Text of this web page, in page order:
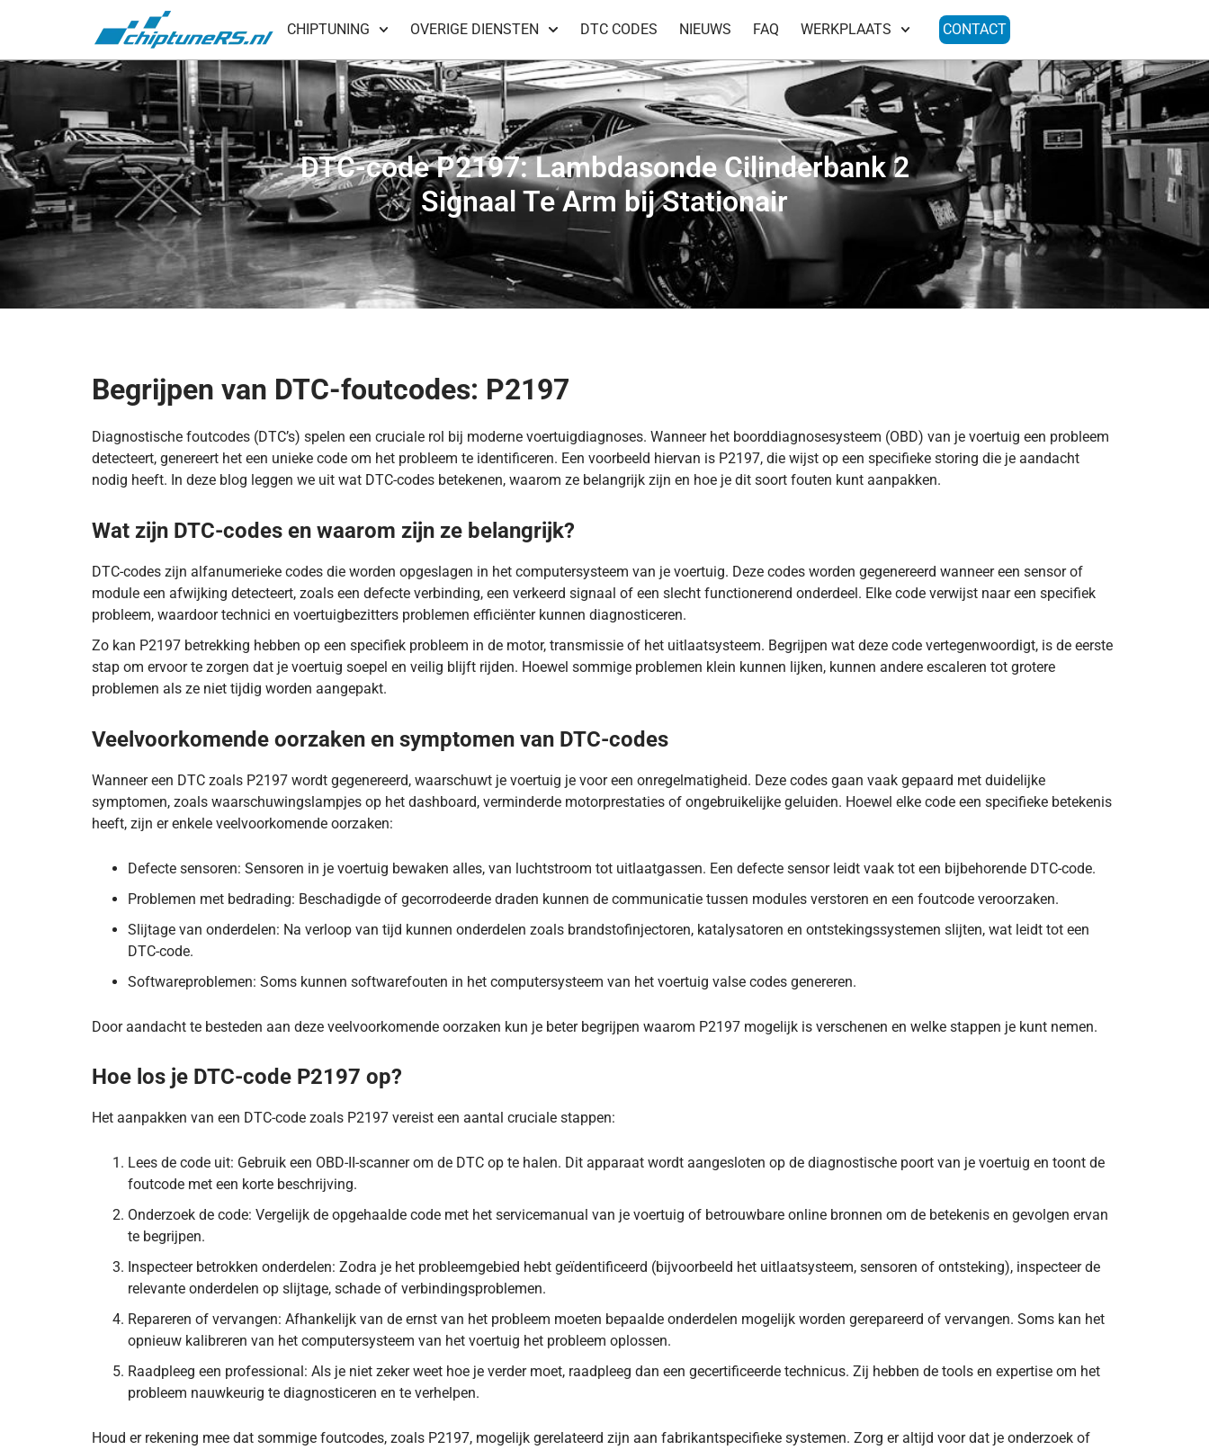
CHIPTUNING OVERIGE DIENSTEN DTC CODES NIEUWS FAQ WERKPLAATS CONTACT
DTC-code P2197: Lambdasonde Cilinderbank 2
Signaal Te Arm bij Stationair
Begrijpen van DTC-foutcodes: P2197
Diagnostische foutcodes (DTC’s) spelen een cruciale rol bij moderne voertuigdiagnoses. Wanneer het boorddiagnosesysteem (OBD) van je voertuig een probleem
detecteert, genereert het een unieke code om het probleem te identificeren. Een voorbeeld hiervan is P2197, die wijst op een specifieke storing die je aandacht
nodig heeft. In deze blog leggen we uit wat DTC-codes betekenen, waarom ze belangrijk zijn en hoe je dit soort fouten kunt aanpakken.
Wat zijn DTC-codes en waarom zijn ze belangrijk?
DTC-codes zijn alfanumerieke codes die worden opgeslagen in het computersysteem van je voertuig. Deze codes worden gegenereerd wanneer een sensor of
module een afwijking detecteert, zoals een defecte verbinding, een verkeerd signaal of een slecht functionerend onderdeel. Elke code verwijst naar een specifiek
probleem, waardoor technici en voertuigbezitters problemen efficiënter kunnen diagnosticeren.
Zo kan P2197 betrekking hebben op een specifiek probleem in de motor, transmissie of het uitlaatsysteem. Begrijpen wat deze code vertegenwoordigt, is de eerste
stap om ervoor te zorgen dat je voertuig soepel en veilig blijft rijden. Hoewel sommige problemen klein kunnen lijken, kunnen andere escaleren tot grotere
problemen als ze niet tijdig worden aangepakt.
Veelvoorkomende oorzaken en symptomen van DTC-codes
Wanneer een DTC zoals P2197 wordt gegenereerd, waarschuwt je voertuig je voor een onregelmatigheid. Deze codes gaan vaak gepaard met duidelijke
symptomen, zoals waarschuwingslampjes op het dashboard, verminderde motorprestaties of ongebruikelijke geluiden. Hoewel elke code een specifieke betekenis
heeft, zijn er enkele veelvoorkomende oorzaken:
Defecte sensoren: Sensoren in je voertuig bewaken alles, van luchtstroom tot uitlaatgassen. Een defecte sensor leidt vaak tot een bijbehorende DTC-code.
Problemen met bedrading: Beschadigde of gecorrodeerde draden kunnen de communicatie tussen modules verstoren en een foutcode veroorzaken.
Slijtage van onderdelen: Na verloop van tijd kunnen onderdelen zoals brandstofinjectoren, katalysatoren en ontstekingssystemen slijten, wat leidt tot een
DTC-code.
Softwareproblemen: Soms kunnen softwarefouten in het computersysteem van het voertuig valse codes genereren.
Door aandacht te besteden aan deze veelvoorkomende oorzaken kun je beter begrijpen waarom P2197 mogelijk is verschenen en welke stappen je kunt nemen.
Hoe los je DTC-code P2197 op?
Het aanpakken van een DTC-code zoals P2197 vereist een aantal cruciale stappen:
Lees de code uit: Gebruik een OBD-II-scanner om de DTC op te halen. Dit apparaat wordt aangesloten op de diagnostische poort van je voertuig en toont de
foutcode met een korte beschrijving.
Onderzoek de code: Vergelijk de opgehaalde code met het servicemanual van je voertuig of betrouwbare online bronnen om de betekenis en gevolgen ervan
te begrijpen.
Inspecteer betrokken onderdelen: Zodra je het probleemgebied hebt geïdentificeerd (bijvoorbeeld het uitlaatsysteem, sensoren of ontsteking), inspecteer de
relevante onderdelen op slijtage, schade of verbindingsproblemen.
Repareren of vervangen: Afhankelijk van de ernst van het probleem moeten bepaalde onderdelen mogelijk worden gerepareerd of vervangen. Soms kan het
opnieuw kalibreren van het computersysteem van het voertuig het probleem oplossen.
Raadpleeg een professional: Als je niet zeker weet hoe je verder moet, raadpleeg dan een gecertificeerde technicus. Zij hebben de tools en expertise om het
probleem nauwkeurig te diagnosticeren en te verhelpen.
Houd er rekening mee dat sommige foutcodes, zoals P2197, mogelijk gerelateerd zijn aan fabrikantspecifieke systemen. Zorg er altijd voor dat je onderzoek of